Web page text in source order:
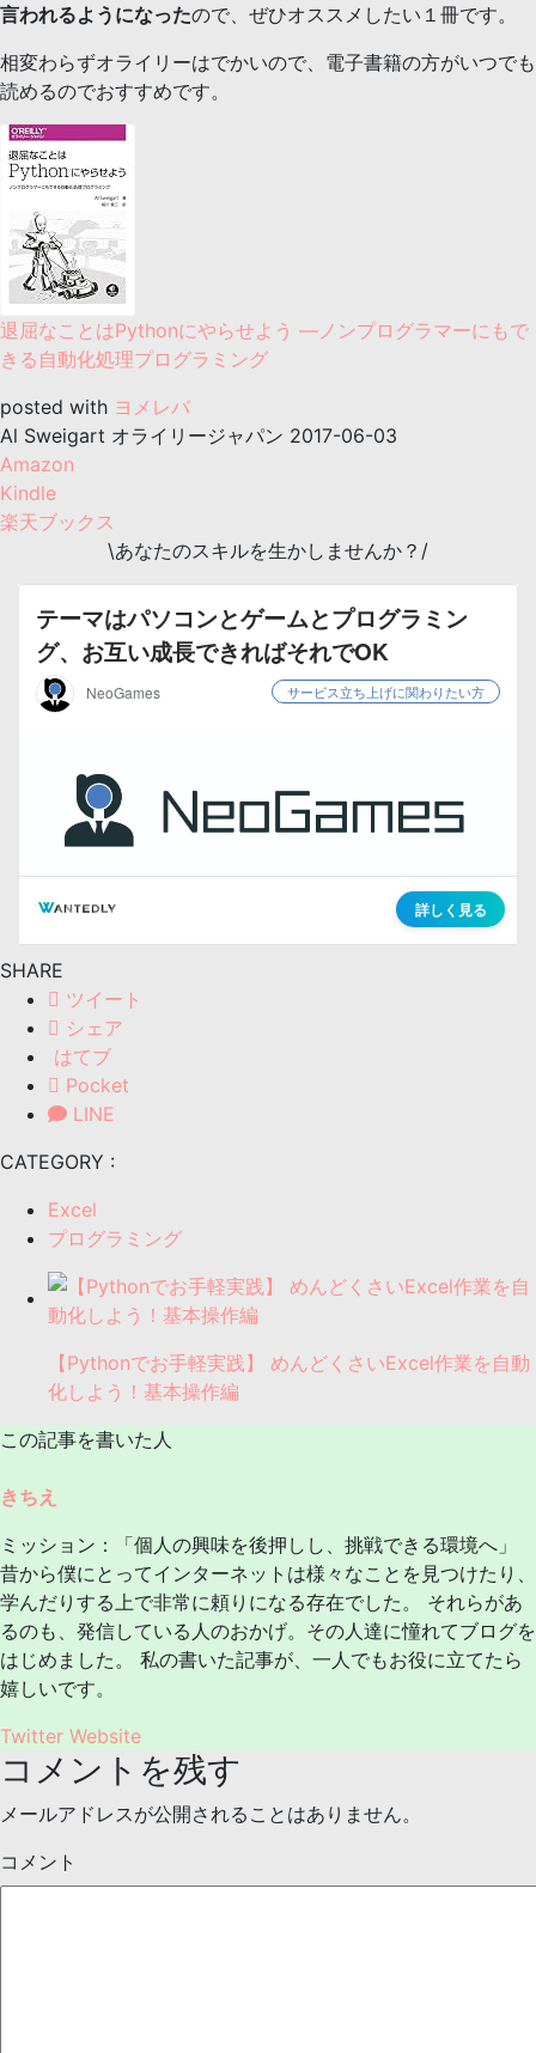
言われるようになったので、ぜひオススメしたい１冊です。
相変わらずオライリーはでかいので、電子書籍の方がいつでも
読めるのでおすすめです。
退屈なことはPythonにやらせよう ―ノンプログラマーにもで
きる自動化処理プログラミング
posted with ヨメレバ
Al Sweigart オライリージャパン 2017-06-03
Amazon
Kindle
楽天ブックス
\あなたのスキルを生かしませんか？/
SHARE
ツイート
シェア
はてブ
Pocket
LINE
CATEGORY :
Excel
プログラミング
【Pythonでお手軽実践】 めんどくさいExcel作業を自動
化しよう！基本操作編
この記事を書いた人
きちえ
ミッション：「個人の興味を後押しし、挑戦できる環境へ」
昔から僕にとってインターネットは様々なことを見つけたり、
学んだりする上で非常に頼りになる存在でした。 それらがあ
るのも、発信している人のおかげ。その人達に憧れてブログを
はじめました。 私の書いた記事が、一人でもお役に立てたら
嬉しいです。
Twitter Website
コメントを残す
メールアドレスが公開されることはありません。
コメント